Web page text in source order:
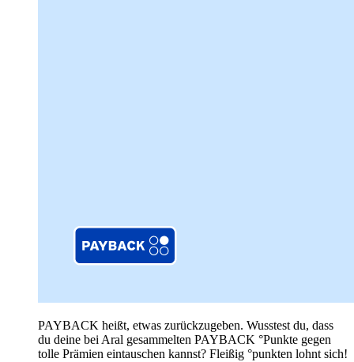
PAYBACK heißt, etwas zurückzugeben. Wusstest du, dass
du deine bei Aral gesammelten PAYBACK °Punkte gegen
tolle Prämien eintauschen kannst? Fleißig °punkten lohnt sich!